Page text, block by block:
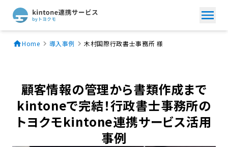
Home 導入事例 木村国際行政書士事務所 様
顧客情報の管理から書類作成まで
kintoneで完結！行政書士事務所の
トヨクモkintone連携サービス活用
事例